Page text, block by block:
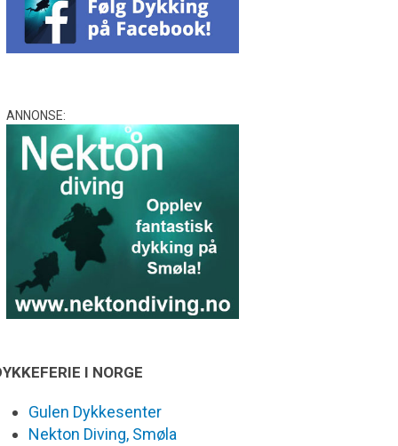
ANNONSE:
I NORGE
Gulen Dykkesenter
Nekton Diving, Smøla